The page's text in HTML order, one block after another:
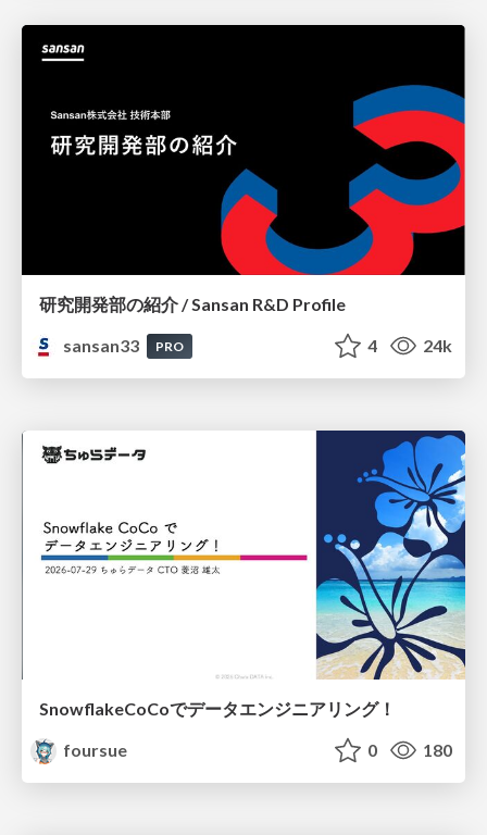
研究開発部の紹介 / Sansan R&D Profile
sansan33
PRO 4 24k
SnowflakeCoCoでデータエンジニアリング！
foursue
0 180